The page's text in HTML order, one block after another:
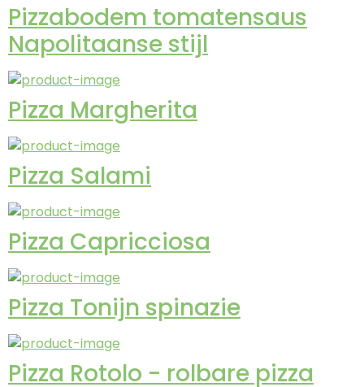
Pizzabodem tomatensaus
Napolitaanse stijl
Pizza Margherita
Pizza Salami
Pizza Capricciosa
Pizza Tonijn spinazie
Pizza Rotolo - rolbare pizza